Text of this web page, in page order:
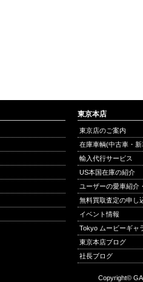
東京本店
東京店のご案内
在庫車輌(中古車・
輸入代行サービス
US本国在庫の紹介
ユーザーの愛車紹介
無料買取査定の申し
イベント情報
Tokyo ムービーギャ
東京本店ブログ
社長ブログ
Copyright©